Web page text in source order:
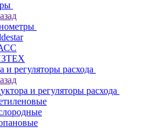
и регуляторы расхода
и регуляторы расхода